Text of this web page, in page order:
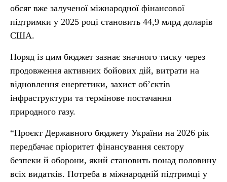
обсяг вже залученої міжнародної фінансової
підтримки у 2025 році становить 44,9 млрд доларів
США.
Поряд із цим бюджет зазнає значного тиску через
продовження активних бойових дій, витрати на
відновлення енергетики, захист об’єктів
інфраструктури та термінове постачання
природного газу.
“Проєкт Державного бюджету України на 2026 рік
передбачає пріоритет фінансування сектору
безпеки й оборони, який становить понад половину
всіх видатків. Потреба в міжнародній підтримці у